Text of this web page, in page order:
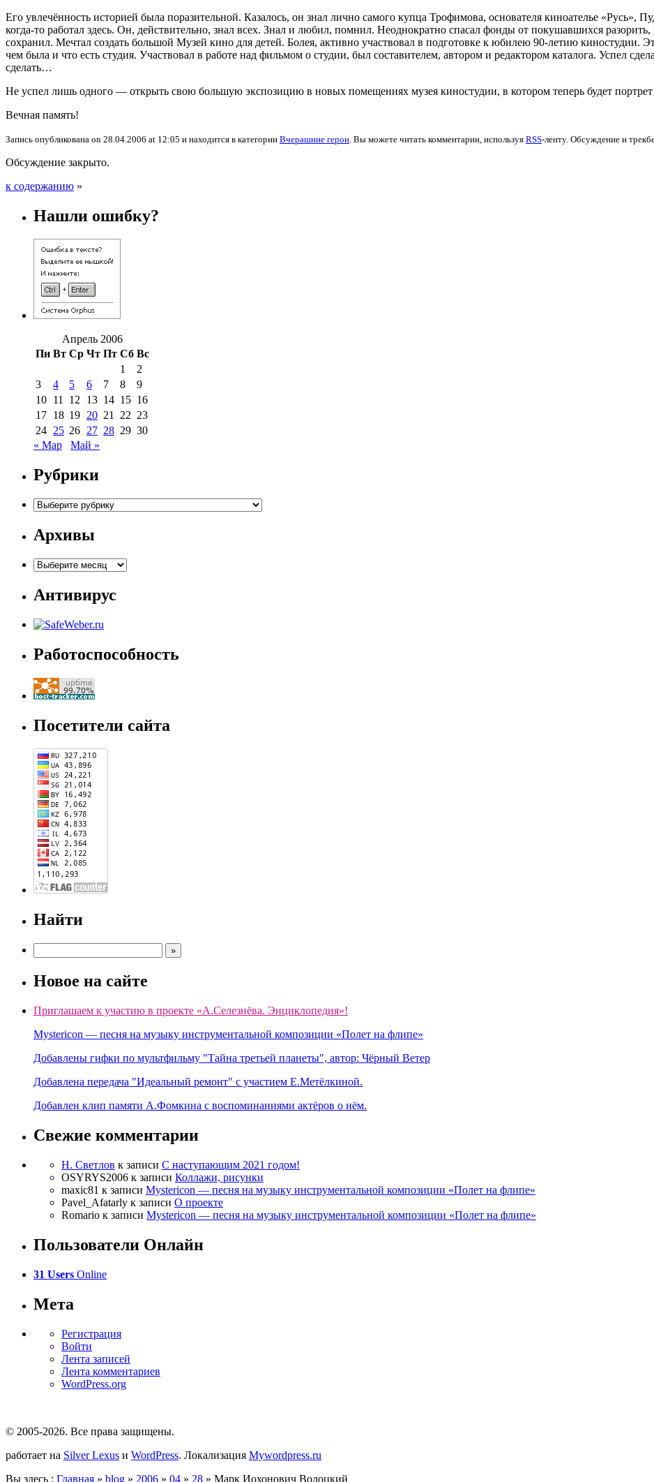
Его увлечённость историей была поразительной. Казалось, он знал лично самого купца Трофимова, основателя киноателье «Русь»,
когда-то работал здесь. Он, действительно, знал всех. Знал и любил, помнил. Неоднократно спасал фонды от покушавшихся
сохранил. Мечтал создать большой Музей кино для детей. Болея, активно участвовал в подготовке к юбилею 90-летию киностудии.
чем была и что есть студия. Участвовал в работе над фильмом о студии, был составителем, автором и редактором каталога. Успел
сделать…
Не успел лишь одного — открыть свою большую экспозицию в новых помещениях музея киностудии, в котором теперь будет
Вечная память!
Запись опубликована on 28.04.2006 at 12:05 и находится в категории Вчерашние герои . Вы можете читать комментарии, используя RSS-ленту. Обсуждение и
Обсуждение закрыто.
к содержанию »
Нашли ошибку?
Апрель 2006
Пн Вт Ср Чт Пт Сб Вс
1
2
3
4 5 6 7 8
9
10 11 12 13 14 15 16
17 18 19 20 21 22 23
24 25 26 27 28 29 30
« Мар
Май »
Рубрики
Рубрики
Архивы
Архивы
Антивирус
Работоспособность
Посетители сайта
Найти
Новое на сайте
Приглашаем к участию в проекте «А.Селезнёва. Энциклопедия»!
Mystericon — песня на музыку инструментальной композиции «Полет на флипе»
Добавлены гифки по мультфильму "Тайна третьей планеты", автор: Чёрный Ветер
Добавлена передача "Идеальный ремонт" с участием Е.Метёлкиной.
Добавлен клип памяти А.Фомкина с воспоминаниями актёров о нём.
Свежие комментарии
Н. Светлов к записи C наступающим 2021 годом!
OSYRYS2006 к записи Коллажи, рисунки
maxic81 к записи Mystericon — песня на музыку инструментальной композиции «Полет на флипе»
Pavel_Afatarly к записи О проекте
Romario к записи Mystericon — песня на музыку инструментальной композиции «Полет на флипе»
Пользователи Онлайн
31 Users Online
Мета
Регистрация
Войти
Лента записей
Лента комментариев
WordPress.org
© 2005-2026. Все права защищены.
работает на Silver Lexus и WordPress. Локализация Mywordpress.ru
Вы здесь : Главная » blog » 2006 » 04 » 28 » Марк Иохонович Волоцкий